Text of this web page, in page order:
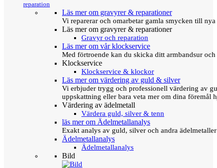
reparation
Läs mer om gravyrer & reparationer
Vi reparerar och omarbetar gamla smycken till
Läs mer om gravyrer & reparationer
Gravyr och reparation
Läs mer om vår klockservice
Med förtroende kan du skicka ditt armbandsur
Klockservice
Klockservice & klockor
Läs mer om värdering av guld & silver
Vi erbjuder trygg och professionell värdering av
uppskattning eller bara veta mer om dina föremål
Värdering av ädelmetall
Värdera guld, silver & tenn
läs mer om Ädelmetallanalys
Exakt analys av guld, silver och andra
Ädelmetallanalys
Ädelmetallanalys
Bild